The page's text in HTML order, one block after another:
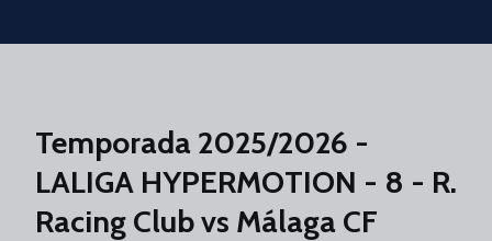
Skip to main content
Temporada 2025/2026 -
LALIGA HYPERMOTION - 8 - R.
Racing Club vs Málaga CF